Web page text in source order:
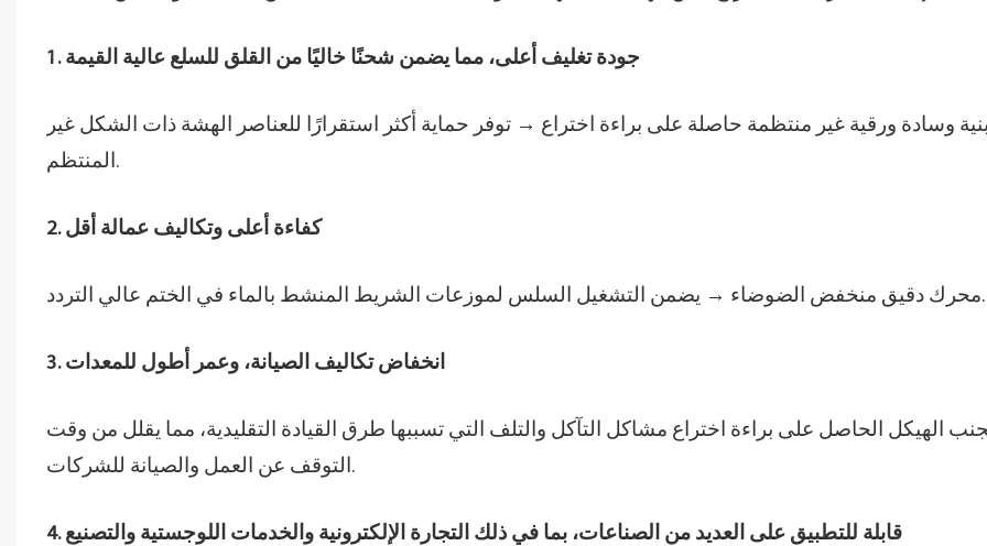
1. جودة تغليف أعلى، مما يضمن شحنًا خاليًا من القلق للسلع عالية القيمة
وسادة ورقية غير منتظمة حاصلة على براءة اختراع → توفر حماية أكثر استقرارًا للعناصر الهشة ذات الشكل غير
المنتظم.
2. كفاءة أعلى وتكاليف عمالة أقل
محرك دقيق منخفض الضوضاء → يضمن التشغيل السلس لموزعات الشريط المنشط بالماء في الختم عالي التردد.
3. انخفاض تكاليف الصيانة، وعمر أطول للمعدات
الهيكل الحاصل على براءة اختراع مشاكل التآكل والتلف التي تسببها طرق القيادة التقليدية، مما يقلل من وقت
التوقف عن العمل والصيانة للشركات.
4. قابلة للتطبيق على العديد من الصناعات، بما في ذلك التجارة الإلكترونية والخدمات اللوجستية والتصنيع